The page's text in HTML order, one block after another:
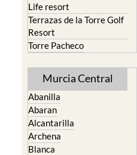
Life resort
Terrazas de la Torre Golf
Resort
Torre Pacheco
Murcia Central
Abanilla
Abaran
Alcantarilla
Archena
Blanca